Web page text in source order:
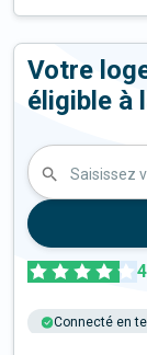
Votre
éligible à
Saisissez
Connecté en